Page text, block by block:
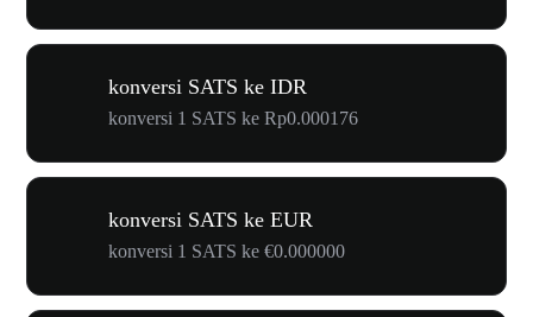
konversi SATS ke IDR
konversi 1 SATS ke Rp0.000176
konversi SATS ke EUR
konversi 1 SATS ke €0.000000